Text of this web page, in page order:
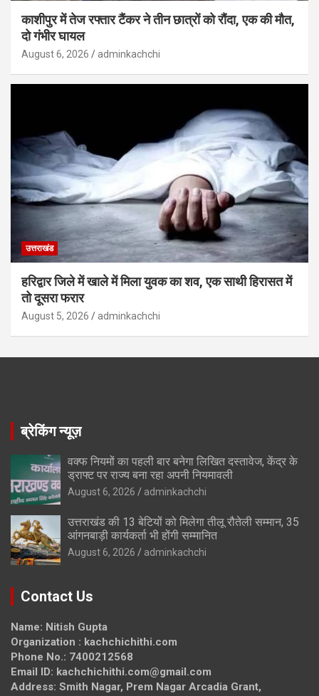
काशीपुर में तेज रफ्तार टैंकर ने तीन छात्रों को रौंदा, एक की मौत,
दो गंभीर घायल
August 6, 2026 adminkachchi
उत्तराखंड
हरिद्वार जिले में खाले में मिला युवक का शव, एक साथी हिरासत में
तो दूसरा फरार
August 5, 2026 adminkachchi
ब्रेकिंग न्यूज़
वक्फ नियमों का पहली बार बनेगा लिखित दस्तावेज, केंद्र के
ड्राफ्ट पर राज्य बना रहा अपनी नियमावली
August 6, 2026 adminkachchi
उत्तराखंड की 13 बेटियों को मिलेगा तीलू रौतेली सम्मान, 35
आंगनबाड़ी कार्यकर्ता भी होंगी सम्मानित
August 6, 2026 adminkachchi
Contact Us
Name: Nitish Gupta
Organization : kachchichithi.com
Phone No.: 7400212568
Email ID: kachchichithi.com@gmail.com
Address: Smith Nagar, Prem Nagar Arcadia Grant,